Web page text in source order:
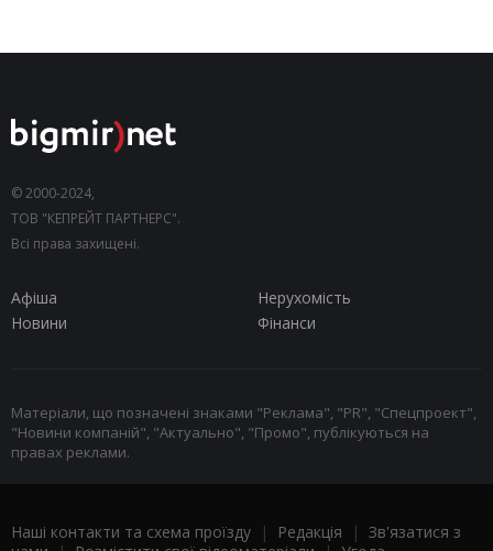
© 2000-2024,
ТОВ "КЕПРЕЙТ ПАРТНЕРС".
Всі права захищені.
Афіша
Нерухомість
Новини
Фінанси
Матеріали, що позначені знаками "Реклама", "PR", "Спецпроект",
"Новини компаній", "Актуально", "Промо", публікуються на
правах реклами.
Наші контакти та схема проїзду | Редакція | Зв'язатися з